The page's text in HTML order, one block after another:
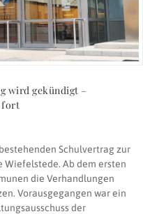
wird gekündigt –
fort
Schulvertrag zur
Ab dem ersten
die Verhandlungen
Vorausgegangen war ein
der